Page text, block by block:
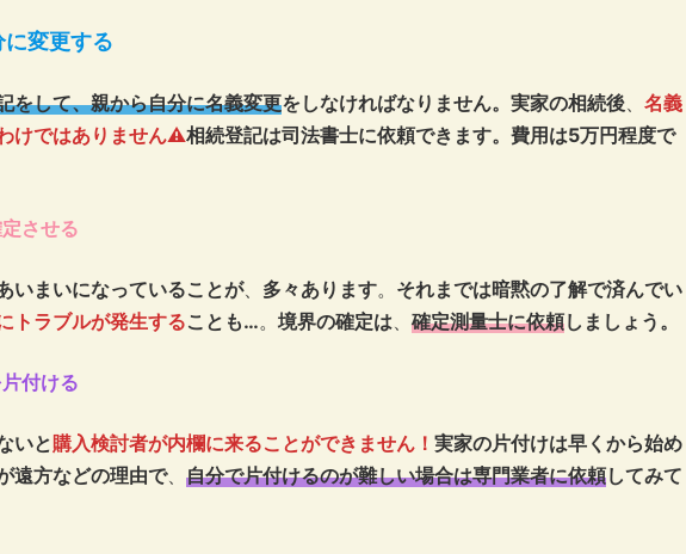
変更する
をして、親から自分に名義変更をしなければなりません。実家の相続後
名義
けではありません⚠相続登記は司法書士に依頼できます。費用は5万円程度で
させる
いまいになっていることが、 多々あります。 それまでは暗黙の了解で済んでい
トラブルが発生することも…。 境界の確定は 確定測量士に依頼しましょう。
付ける
いと購入検討者が内欄に来ることができません！ 実家の片付けは早くから始め
遠方などの理由で、 自分で片付けるのが難しい場合は専門業者に依頼してみて